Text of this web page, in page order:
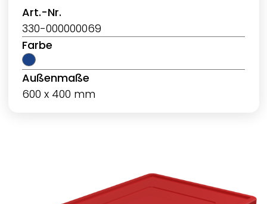
Art.-Nr.
330-000000069
Farbe
Außenmaße
600 x 400 mm